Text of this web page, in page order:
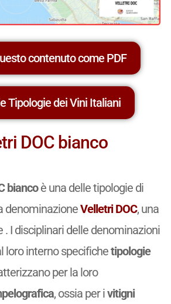
contenuto come PDF
Tipologie dei Vini Italiani
DOC bianco
biancoè una delle tipologie di
denominazioneVelletri DOC, una
I disciplinari delle denominazioni
loro interno specifichetipologie
per la loro
, ossia per ivitigni